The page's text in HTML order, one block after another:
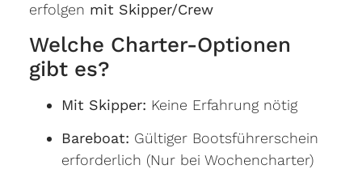
erfolgen mit Skipper/Crew
Welche Charter-Optionen
gibt es?
Mit Skipper: Keine Erfahrung nötig
Bareboat: Gültiger Bootsführerschein
erforderlich (Nur bei Wochencharter)